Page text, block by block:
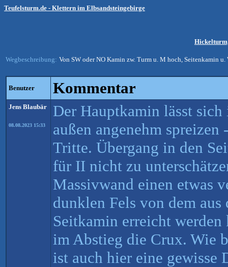
Teufelsturm.de - Klettern im Elbsandsteingebirge
Wegbeschreibung: Von SW oder NO Kamin zw. Turm u. M hoch, Seitenkamin u.
Benutzer Kommentar
Jens Blaubär
08.08.2023 15:33
Der Hauptkamin lässt sich
außen angenehm
Tritte. Übergang in den
für II nicht zu
Massivwand einen etwas
dunklen Fels von dem
Seitkamin erreicht
im Abstieg die Crux. Wie
ist auch hier eine gewisse